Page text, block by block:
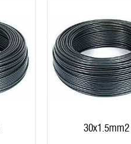
30x1.5mm2